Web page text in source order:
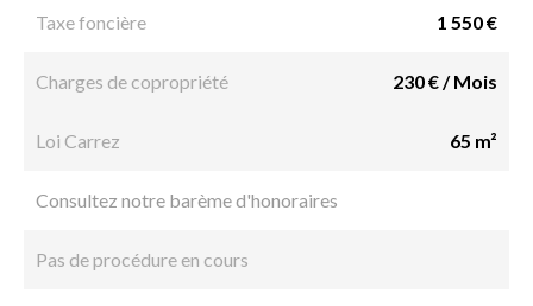
Taxe foncière 1 550 €
Charges de copropriété 230 € / Mois
Loi Carrez 65 m²
Consultez notre barème d'honoraires
Pas de procédure en cours